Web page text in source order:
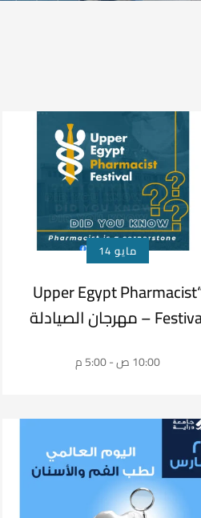
مايو 14
“Upper Egypt Pharmacist
Festival – مهرجان الصيادلة
10:00 ص - 5:00 م